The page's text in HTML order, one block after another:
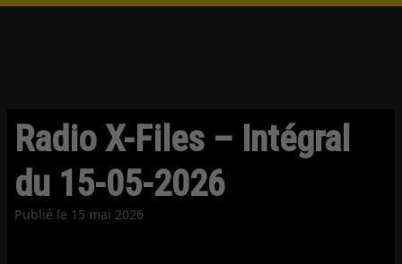
Radio X-Files – Intégral
du 15-05-2026
Publié le 15 mai 2026